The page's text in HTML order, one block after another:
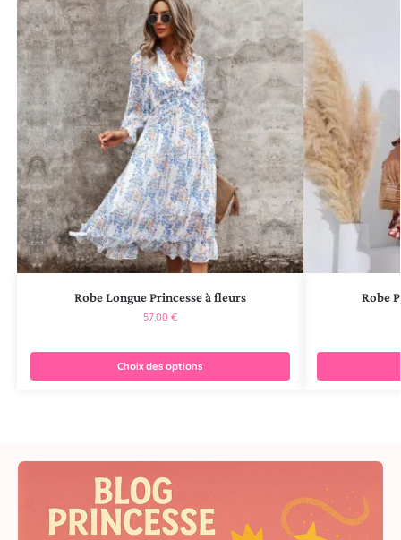
Robe Longue Princesse à fleurs
57,00 €
Choix des options
Robe